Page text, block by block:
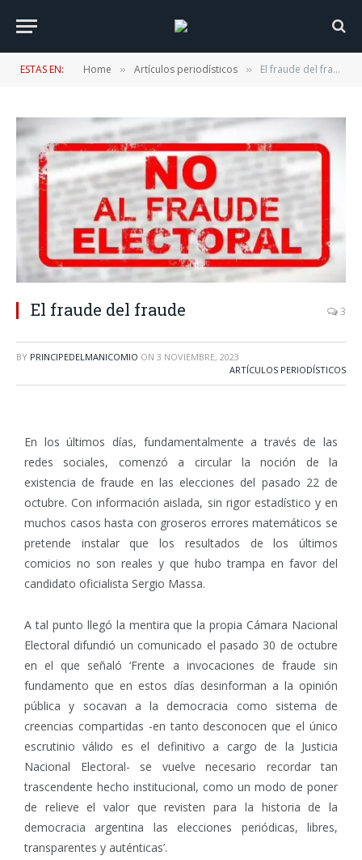
ESTAS EN: Home » Artículos periodísticos » El fraude del fraude
El fraude del fraude 3
BY PRINCIPEDELMANICOMIO ON 3 NOVIEMBRE, 2023
ARTÍCULOS PERIODÍSTICOS
En los últimos días, fundamentalmente a través de las
redes sociales, comenzó a circular la noción de la
existencia de fraude en las elecciones del pasado 22 de
octubre. Con información aislada, sin rigor estadístico y en
muchos casos hasta con groseros errores matemáticos se
pretende instalar que los resultados de los últimos
comicios no son reales y que hubo trampa en favor del
candidato oficialista Sergio Massa.
A tal punto llegó la mentira que la propia Cámara Nacional
Electoral difundió un comunicado el pasado 30 de octubre
en el que señaló ‘Frente a invocaciones de fraude sin
fundamento que en estos días desinforman a la opinión
pública y socavan a la democracia como sistema de
creencias compartidas -en tanto desconocen que el único
escrutinio válido es el definitivo a cargo de la Justicia
Nacional Electoral- se vuelve necesario recordar tan
trascendente hecho institucional, como un modo de poner
de relieve el valor que revisten para la historia de la
democracia argentina las elecciones periódicas, libres,
transparentes y auténticas’.